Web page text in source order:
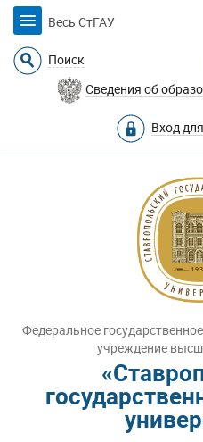
Весь СтГАУ
Поиск
Сведения об
Вход
Федеральное
учреждение